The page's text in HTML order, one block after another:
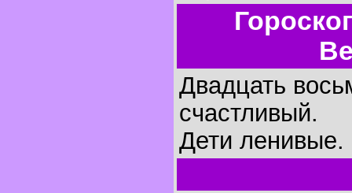
Двадцать
счастливый.
Дети ленивые.